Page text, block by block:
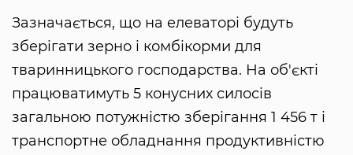
Зазначається, що на елеваторі будуть
зберігати зерно і комбікорми для
тваринницького господарства. На об'єкті
працюватимуть 5 конусних силосів
загальною потужністю зберігання 1 456 т і
транспортне обладнання продуктивністю